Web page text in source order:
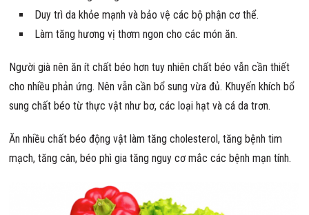
Duy trì da khỏe mạnh và bảo vệ các bộ phận cơ thể.
Làm tăng hương vị thơm ngon cho các món ăn.
Người già nên ăn ít chất béo hơn tuy nhiên chất béo vẫn cần thiết
cho nhiều phản ứng. Nên vẫn cần bổ sung vừa đủ. Khuyến khích bổ
sung chất béo từ thực vật như bơ, các loại hạt và cá da trơn.
Ăn nhiều chất béo động vật làm tăng cholesterol, tăng bệnh tim
mạch, tăng cân, béo phì gia tăng nguy cơ mắc các bệnh mạn tính.